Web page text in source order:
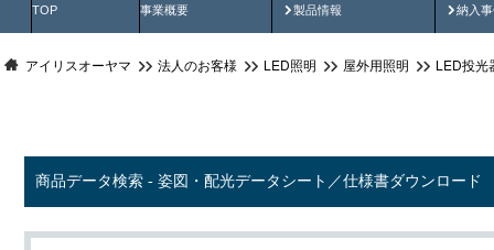
TOP 事業概要 製品情報
製品動画 納入
納
アイリスオーヤマ 法人のお客様 LED照明 屋外用照明 LED投光
商品データ検索 - 姿図・配光データシート／仕様書ダウンロード